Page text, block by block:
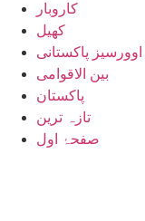
کاروبار
کھیل
اوورسیز پاکستانی
بین الاقوامی
پاکستان
تازہ ترین
صفحۂ اول